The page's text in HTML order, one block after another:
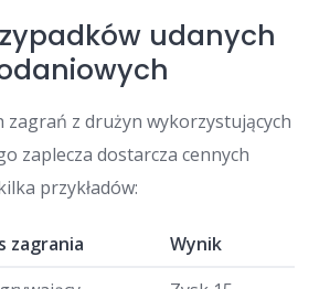
udanych
zagrań z drużyn wykorzystujących
zaplecza dostarcza cennych
przykładów:
zagrania
Wynik